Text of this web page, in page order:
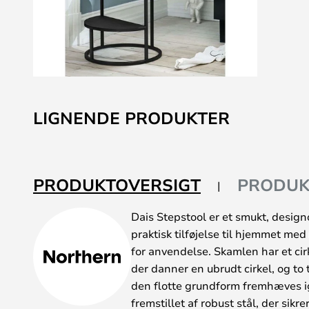
til
starten
LIGNENDE PRODUKTER
PRODUKTOVERSIGT
Dais Stepstool er et smukt,
praktisk tilføjelse til hjemmet
for anvendelse. Skamlen har et
der danner en ubrudt cirkel, og
den flotte grundform fremhæves
fremstillet af robust stål, der